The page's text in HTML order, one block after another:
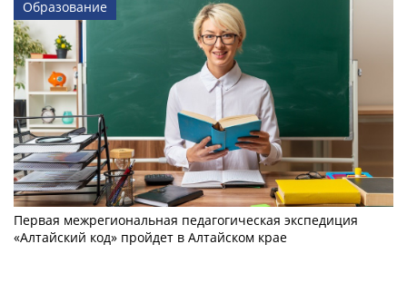
Образование
Первая межрегиональная педагогическая экспедиция
«Алтайский код» пройдет в Алтайском крае